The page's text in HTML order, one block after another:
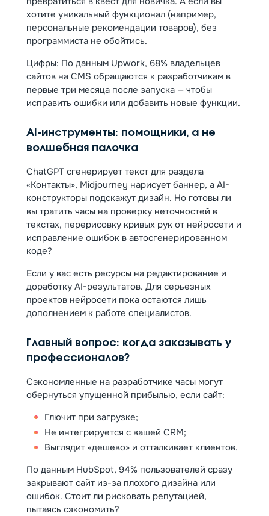
хотите уникальный функционал (например,
персональные рекомендации товаров), без
программиста не обойтись.
Цифры: По данным Upwork, 68% владельцев
сайтов на CMS обращаются к разработчикам в
первые три месяца после запуска — чтобы
исправить ошибки или добавить новые функции.
AI-инструменты: помощники, а не
волшебная палочка
ChatGPT сгенерирует текст для раздела
«Контакты», Midjourney нарисует баннер, а AI-
конструкторы подскажут дизайн. Но готовы ли
вы тратить часы на проверку неточностей в
текстах, перерисовку кривых рук от нейросети и
исправление ошибок в автосгенерированном
коде?
Если у вас есть ресурсы на редактирование и
доработку AI-результатов. Для серьезных
проектов нейросети пока остаются лишь
дополнением к работе специалистов.
Главный вопрос: когда заказывать у
профессионалов?
Сэкономленные на разработчике часы могут
обернуться упущенной прибылью, если сайт:
Глючит при загрузке;
Не интегрируется с вашей CRM;
Выглядит «дешево» и отталкивает клиентов.
По данным HubSpot, 94% пользователей сразу
закрывают сайт из-за плохого дизайна или
ошибок. Стоит ли рисковать репутацией,
пытаясь сэкономить?